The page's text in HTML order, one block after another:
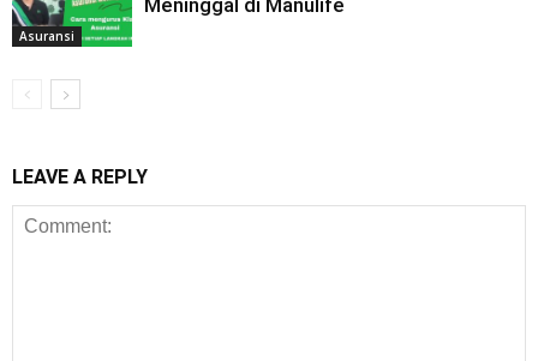
Asuransi
LEAVE A REPLY